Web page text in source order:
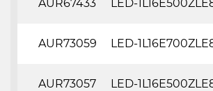
AUR67433 LED-
AUR73059 LED-
AUR73057 LED-